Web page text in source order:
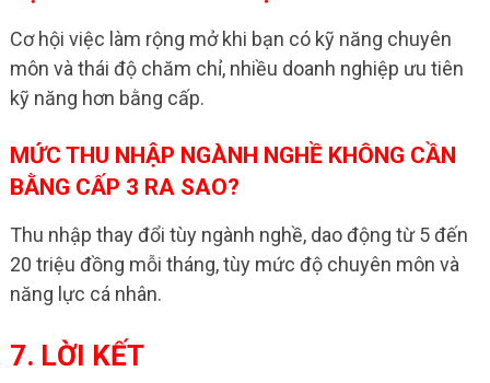
Cơ hội việc làm rộng mở khi bạn có kỹ năng chuyên
môn và thái độ chăm chỉ, nhiều doanh nghiệp ưu tiên
kỹ năng hơn bằng cấp.
MỨC THU NHẬP NGÀNH NGHỀ KHÔNG CẦN
BẰNG CẤP 3 RA SAO?
Thu nhập thay đổi tùy ngành nghề, dao động từ 5 đến
20 triệu đồng mỗi tháng, tùy mức độ chuyên môn và
năng lực cá nhân.
7. LỜI KẾT